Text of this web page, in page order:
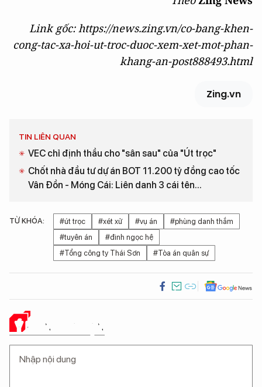
Link gốc: https://news.zing.vn/co-bang-khen-
cong-tac-xa-hoi-ut-troc-duoc-xem-xet-mot-phan-
khang-an-post888493.html
Zing.vn
TIN LIÊN QUAN
VEC chỉ định thầu cho "sân sau" của "Út trọc"
Chốt nhà đầu tư dự án BOT 11.200 tỷ đồng cao tốc
Vân Đồn - Móng Cái: Liên danh 3 cái tên...
TỪ KHÓA: #út trọc #xét xử #vụ án
#phùng danh thắm
#tuyên án
#đinh ngọc hệ
#Tổng công ty Thái Sơn
#Tòa án quân sự
Ý KIẾN CỦA BẠN